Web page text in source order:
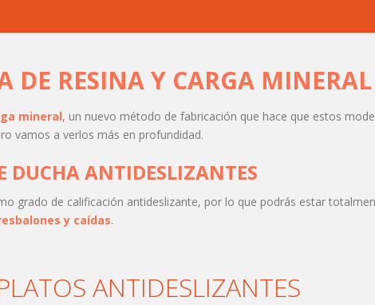
DE RESINA Y CARGA MINERAL
mineral, un nuevo método de fabricación que hace que estos
vamos a verlos más en profundidad.
DUCHA ANTIDESLIZANTES
grado de calificación antideslizante, por lo que podrás estar
y caídas.
ANTIDESLIZANTES